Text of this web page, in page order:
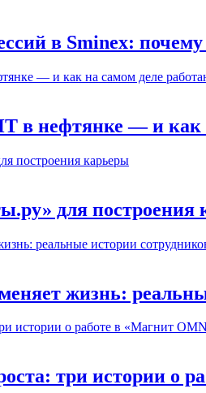
в Sminex: почему
в нефтянке — и как
для построения
жизнь:
три истории о